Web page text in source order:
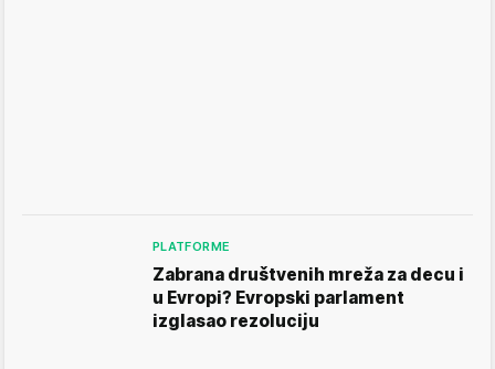
PLATFORME
Zabrana društvenih mreža za decu i
u Evropi? Evropski parlament
izglasao rezoluciju